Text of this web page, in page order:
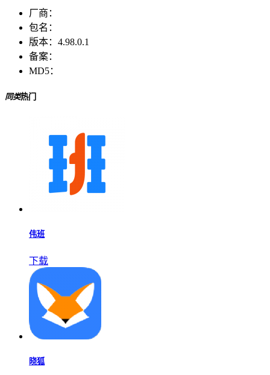
厂商：
包名：
版本： 4.98.0.1
备案：
MD5：
同类热门
伟班
下载
晓狐